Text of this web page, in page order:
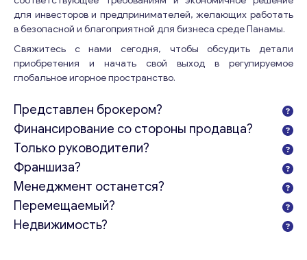
Ваши комментарии
Свяжитесь со мной
для инвесторов и предпринимателей, желающих работать
в безопасной и благоприятной для бизнеса среде Панамы.
Свяжитесь с нами сегодня, чтобы обсудить детали
приобретения и начать свой выход в регулируемое
глобальное игорное пространство.
Представлен брокером?
Финансирование со стороны продавца?
Только руководители?
Франшиза?
Менеджмент останется?
Перемещаемый?
Недвижимость?